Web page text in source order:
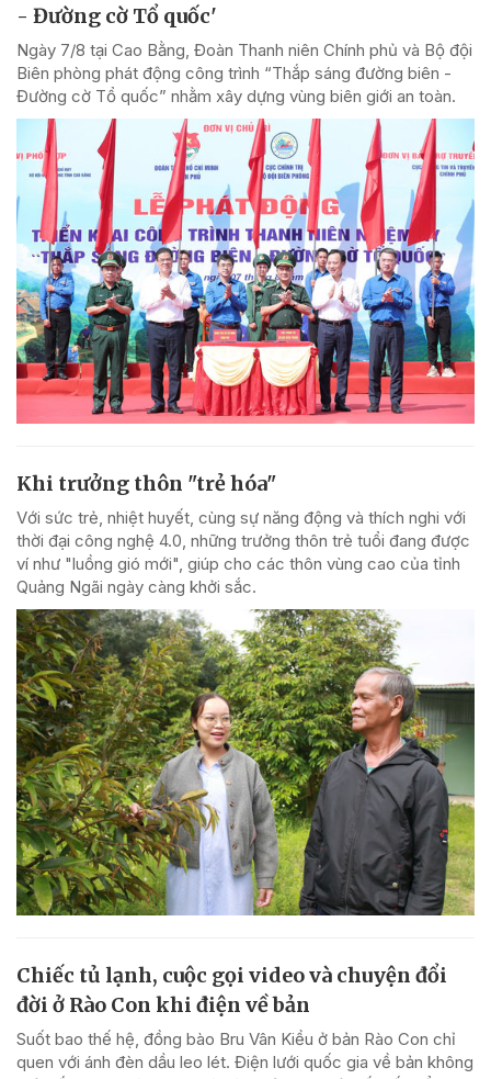
- Đường cờ Tổ quốc'
Ngày 7/8 tại Cao Bằng, Đoàn Thanh niên Chính phủ và Bộ đội
Biên phòng phát động công trình “Thắp sáng đường biên -
Đường cờ Tổ quốc” nhằm xây dựng vùng biên giới an toàn.
Khi trưởng thôn "trẻ hóa"
Với sức trẻ, nhiệt huyết, cùng sự năng động và thích nghi với
thời đại công nghệ 4.0, những trưởng thôn trẻ tuổi đang được
ví như "luồng gió mới", giúp cho các thôn vùng cao của tỉnh
Quảng Ngãi ngày càng khởi sắc.
Chiếc tủ lạnh, cuộc gọi video và chuyện đổi
đời ở Rào Con khi điện về bản
Suốt bao thế hệ, đồng bào Bru Vân Kiều ở bản Rào Con chỉ
quen với ánh đèn dầu leo lét. Điện lưới quốc gia về bản không